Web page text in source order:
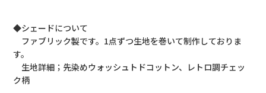
◆シェードについて
ファブリック製です。1点ずつ生地を巻いて制作しておりま
す。
生地詳細；先染めウォッシュトドコットン、レトロ調チェッ
ク柄